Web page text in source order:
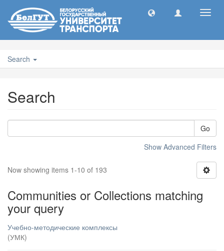
Search
Search
Go
Show Advanced Filters
Now showing items 1-10 of 193
Communities or Collections matching
your query
Учебно-методические комплексы
(УМК)